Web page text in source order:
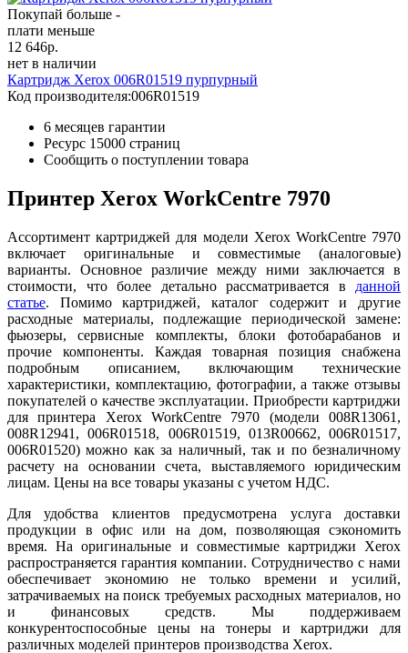
Покупай больше -
плати меньше
12 646р.
нет в наличии
Картридж Xerox 006R01519 пурпурный
Код производителя:006R01519
6 месяцев гарантии
Ресурс 15000 страниц
Сообщить о поступлении товара
Принтер Xerox WorkCentre 7970
Ассортимент картриджей для модели Xerox WorkCentre 7970
включает оригинальные и совместимые (аналоговые)
варианты. Основное различие между ними заключается в
стоимости, что более детально рассматривается в данной
статье. Помимо картриджей, каталог содержит и другие
расходные материалы, подлежащие периодической замене:
фьюзеры, сервисные комплекты, блоки фотобарабанов и
прочие компоненты. Каждая товарная позиция снабжена
подробным описанием, включающим технические
характеристики, комплектацию, фотографии, а также отзывы
покупателей о качестве эксплуатации. Приобрести картриджи
для принтера Xerox WorkCentre 7970 (модели 008R13061,
008R12941, 006R01518, 006R01519, 013R00662, 006R01517,
006R01520) можно как за наличный, так и по безналичному
расчету на основании счета, выставляемого юридическим
лицам. Цены на все товары указаны с учетом НДС.
Для удобства клиентов предусмотрена услуга доставки
продукции в офис или на дом, позволяющая сэкономить
время. На оригинальные и совместимые картриджи Xerox
распространяется гарантия компании. Сотрудничество с нами
обеспечивает экономию не только времени и усилий,
затрачиваемых на поиск требуемых расходных материалов, но
и финансовых средств. Мы поддерживаем
конкурентоспособные цены на тонеры и картриджи для
различных моделей принтеров производства Xerox.